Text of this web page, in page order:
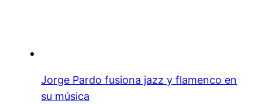
Jorge Pardo fusiona jazz y flamenco en
su música